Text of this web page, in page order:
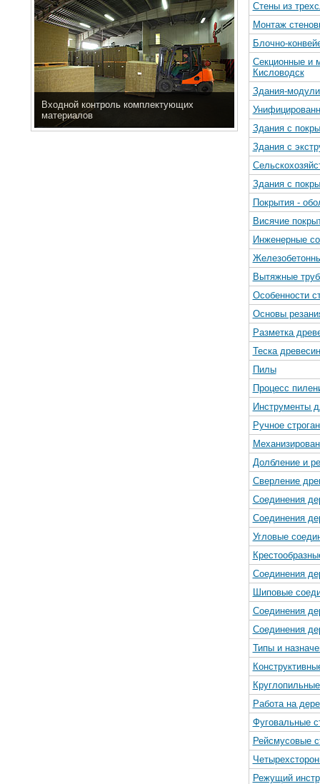
Входной контроль комплектующих
материалов
Стены из
Монтаж
Блочно-
Секционные и
Кисловодск
Здания-
Здания с
Здания с
Здания с
Покрытия -
Висячие
Инженерные
Вытяжные
Особенности
Основы
Разметка
Теска
Пилы
Процесс
Инструменты
Ручное
Долбление и
Сверление
Соединения
Соединения
Угловые
Соединения
Шиповые
Соединения
Соединения
Типы и
Работа на
Фуговальные
Рейсмусовые
Режущий